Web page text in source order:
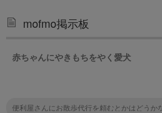
mofmo掲示板
赤ちゃんにやきもちをやく愛犬
便利屋さんにお散歩代行を頼むとかはどうか